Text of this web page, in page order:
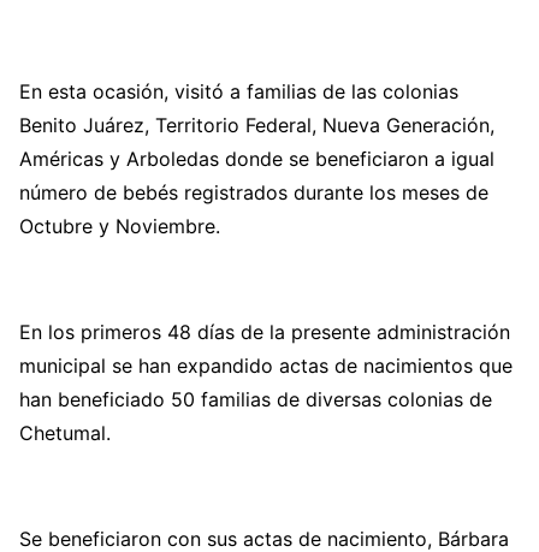
En esta ocasión, visitó a familias de las colonias
Benito Juárez, Territorio Federal, Nueva Generación,
Américas y Arboledas donde se beneficiaron a igual
número de bebés registrados durante los meses de
Octubre y Noviembre.
En los primeros 48 días de la presente administración
municipal se han expandido actas de nacimientos que
han beneficiado 50 familias de diversas colonias de
Chetumal.
Se beneficiaron con sus actas de nacimiento, Bárbara